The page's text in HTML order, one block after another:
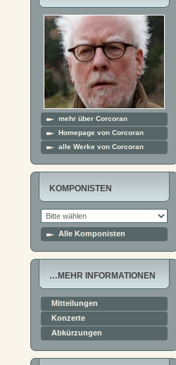
mehr über Corcoran
Homepage von Corcoran
alle Werke von Corcoran
KOMPONISTEN
Alle Komponisten
…MEHR INFORMATIONEN
Mitteilungen
Konzerte
Abkürzungen